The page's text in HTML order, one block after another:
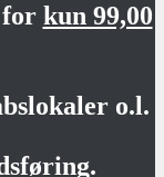
for kun 99,00
o.l.